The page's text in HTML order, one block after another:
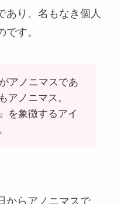
あり、名もなき個人
す。
アノニマスであ
アノニマス。
を象徴するアイ
からアノニマスで